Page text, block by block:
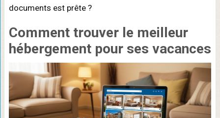
documents est prête ?
Comment trouver le meilleur
hébergement pour ses vacances